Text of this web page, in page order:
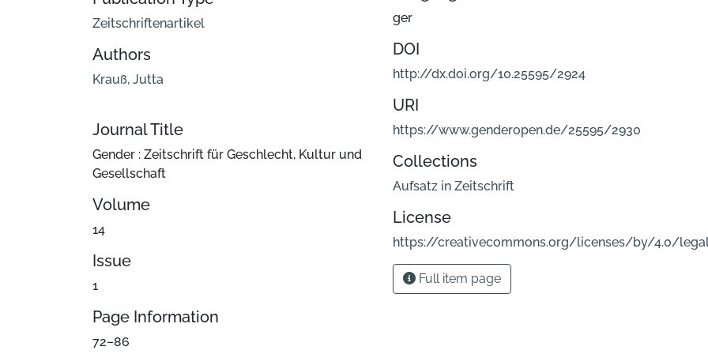
Zeitschriftenartikel
Authors
Krauß, Jutta
Journal Title
Gender : Zeitschrift für Geschlecht, Kultur und
Gesellschaft
Volume
14
Issue
1
Page Information
72–86
ger
DOI
http://dx.doi.org/10.25595/2924
URI
https://www.genderopen.de/25595/2930
Collections
Aufsatz in Zeitschrift
License
https://creativecommons.org/licenses/by/4.0/
Full item page